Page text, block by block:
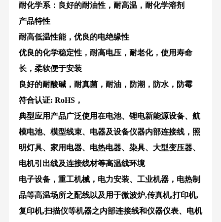
耐化学系：良好的耐油性，耐高温，耐化学溶剂
产品特性
耐高低温性能，优良的电绝缘性
优良的化学稳定性，耐高电压，耐老化，使用寿命
长，柔软便于安装
良好的耐酸碱，耐真菌，耐油，防潮，防水，防霉
符合认证: RoHS，
典型应用产品广泛使用在电池、锂电新能源设备、航
模电池、模型线束、电器及设备仪器内部连接线，照
明灯具、家用电器、电热电器、染具、大型变压器、
电机引出线及连接线材等高温线环境
电子设备，重工机械，电力安装、工业机器，电热制
品等高温场所之配线以及用于微波炉,传真机,打印机,
复印机,扫描仪等机器之内部连接线和仪器仪表、电机